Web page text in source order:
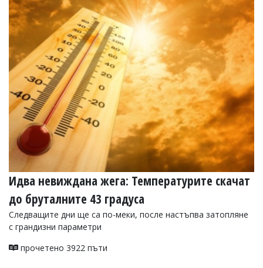
Идва невиждана жега: Температурите скачат
до бруталните 43 градуса
Следващите дни ще са по-меки, после настъпва затопляне
с грандизни параметри
прочетено 3922 пъти